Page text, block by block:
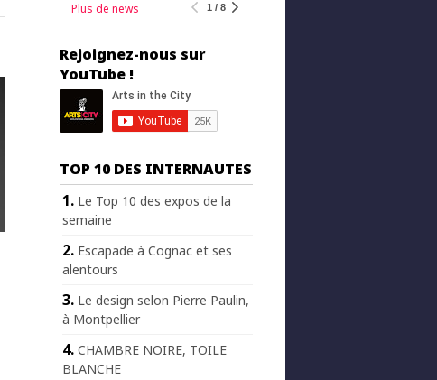
Plus de news 1 / 8
Rejoignez-nous sur
YouTube !
TOP 10 DES INTERNAUTES
Le Top 10 des expos de la
semaine
Escapade à Cognac et ses
alentours
Le design selon Pierre Paulin,
à Montpellier
CHAMBRE NOIRE, TOILE
BLANCHE